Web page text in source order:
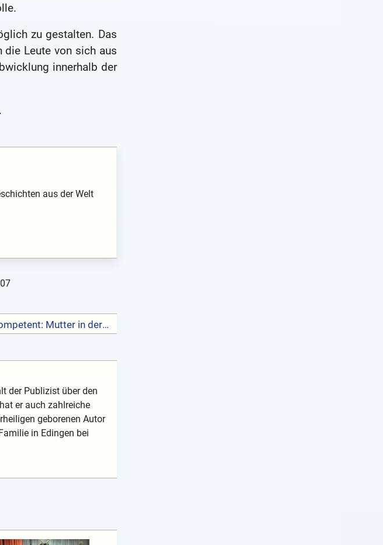
zu gestalten. Das
die Leute von sich aus
innerhalb der
aus der Welt
Bestatter sind inkompetent: Mutter in der Urne →
der Publizist über den
er auch zahlreiche
geborenen Autor
in Edingen bei